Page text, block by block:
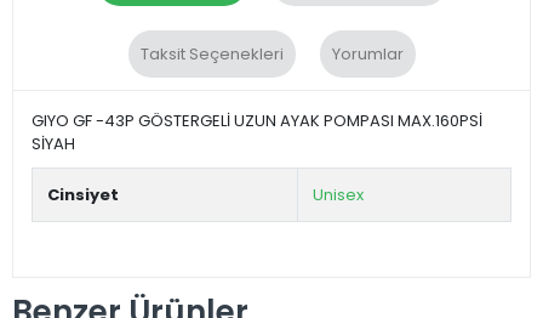
Taksit Seçenekleri Yorumlar
GIYO GF -43P GÖSTERGELİ UZUN AYAK POMPASI MAX.160PSİ
SİYAH
Cinsiyet Unisex